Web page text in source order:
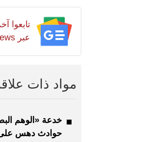
تابعوا
عبر Google news
مواد ذات
خدعة «الوهم
حوادث دهس